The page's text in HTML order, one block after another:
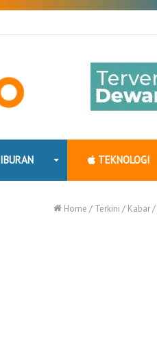
TEKNOLOGI
Home / Terkini / Kabar /